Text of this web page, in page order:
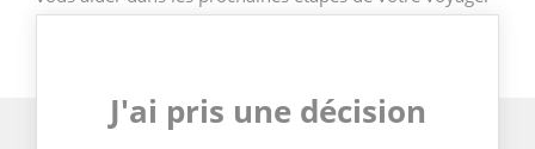
J'ai pris une décision